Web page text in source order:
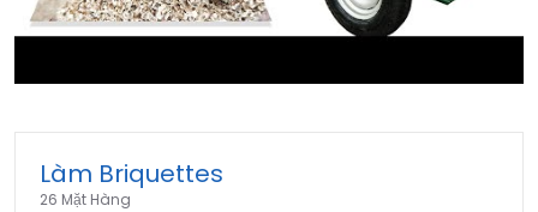
Làm Briquettes
26 Mặt Hàng